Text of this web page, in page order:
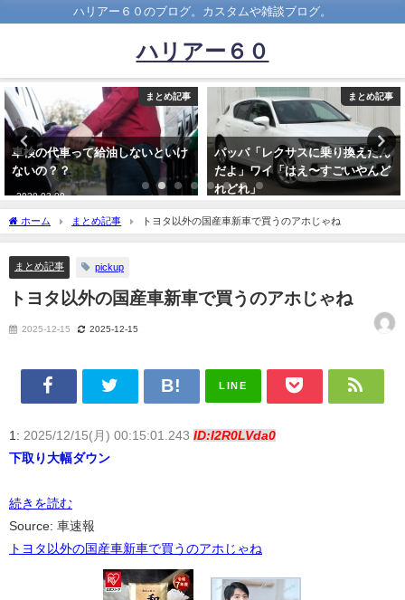
ハリアー６０のブログ。カスタムや雑談ブログ。
ハリアー６０
まとめ記事
検の代車って給油しないといけ
いの？？
03-09
まとめ記事
パッパ「レクサスに乗り換えたん
だよ」ワイ「はえ〜すごいやんど
れどれ」
ホーム まとめ記事 トヨタ以外の国産車新車で買うのアホじゃね
まとめ記事 pickup
トヨタ以外の国産車新車で買うのアホじゃね
2025-12-15 2025-12-15
LINE
1: 2025/12/15(月) 00:15:01.243 ID:I2R0LVda0
下取り大幅ダウン
続きを読む
Source: 車速報
トヨタ以外の国産車新車で買うのアホじゃね